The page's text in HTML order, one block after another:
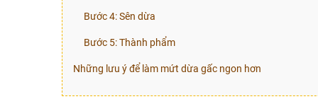
Bước 4: Sên dừa
Bước 5: Thành phẩm
Những lưu ý để làm mứt dừa gấc ngon hơn